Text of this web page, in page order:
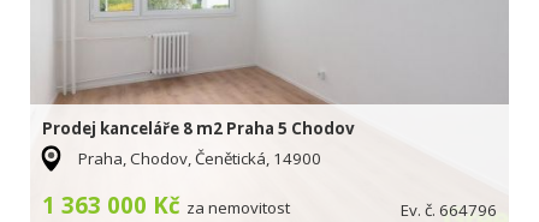
Prodej kanceláře 8 m2 Praha 5 Chodov
Praha, Chodov, Čenětická, 14900
1 363 000 Kč za nemovitost Ev. č. 664796